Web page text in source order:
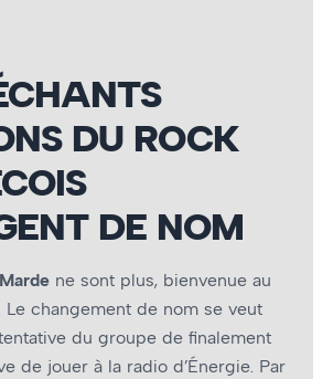
DU ROCK
DE NOM
ne sont plus, bienvenue au
Le changement de nom se veut
du groupe de finalement
de jouer à la radio d’Énergie. Par